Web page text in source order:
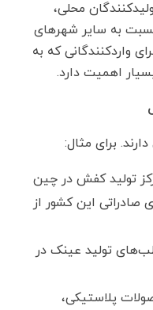
محلی،
به سایر شهرهای
واردکنندگانی که به
اهمیت دارد.
برای مثال:
تولید کفش در چین
این کشور از
تولید عینک در
پلاستیکی،